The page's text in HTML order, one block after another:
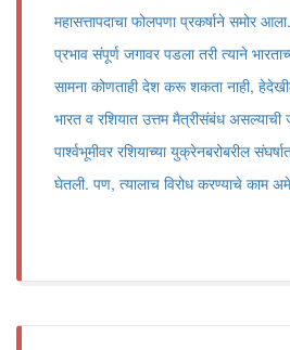
महासत्तापदाचा फोलपणा प्रकर्षाने समोर
प्रभाव संपूर्ण जगावर पडला तरी त्याने
सामना कोणताही देश करू शकता नाही,
भारत व रशियात उत्तम मैत्रीसंबंध असल्याची
पार्श्वभूमीवर रशियाच्या युक्रेनबरोबरील
घेतली. पण, त्यालाच विरोध करण्याचे काम